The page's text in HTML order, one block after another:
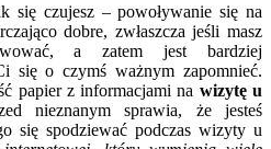
się czujesz – powoływanie się na
dobre, zwłaszcza jeśli masz
a zatem jest bardziej
się o czymś ważnym zapomnieć.
papier z informacjami na wizytę u
nieznanym sprawia, że ​​jesteś
się spodziewać podczas wizyty u